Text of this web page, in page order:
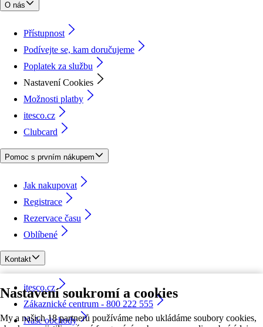
Nastavení soukromí a cookies
My a našich 18 partnerů používáme nebo ukládáme soubory cookies,
O nás
Přístupnost
Podívejte se, kam doručujeme
Poplatek za službu
Nastavení Cookies
Možnosti platby
itesco.cz
Clubcard
Pomoc s prvním nákupem
Jak nakupovat
Registrace
Rezervace času
Oblíbené
Kontakt
itesco.cz
Zákaznické centrum - 800 222 555
Naše obchody